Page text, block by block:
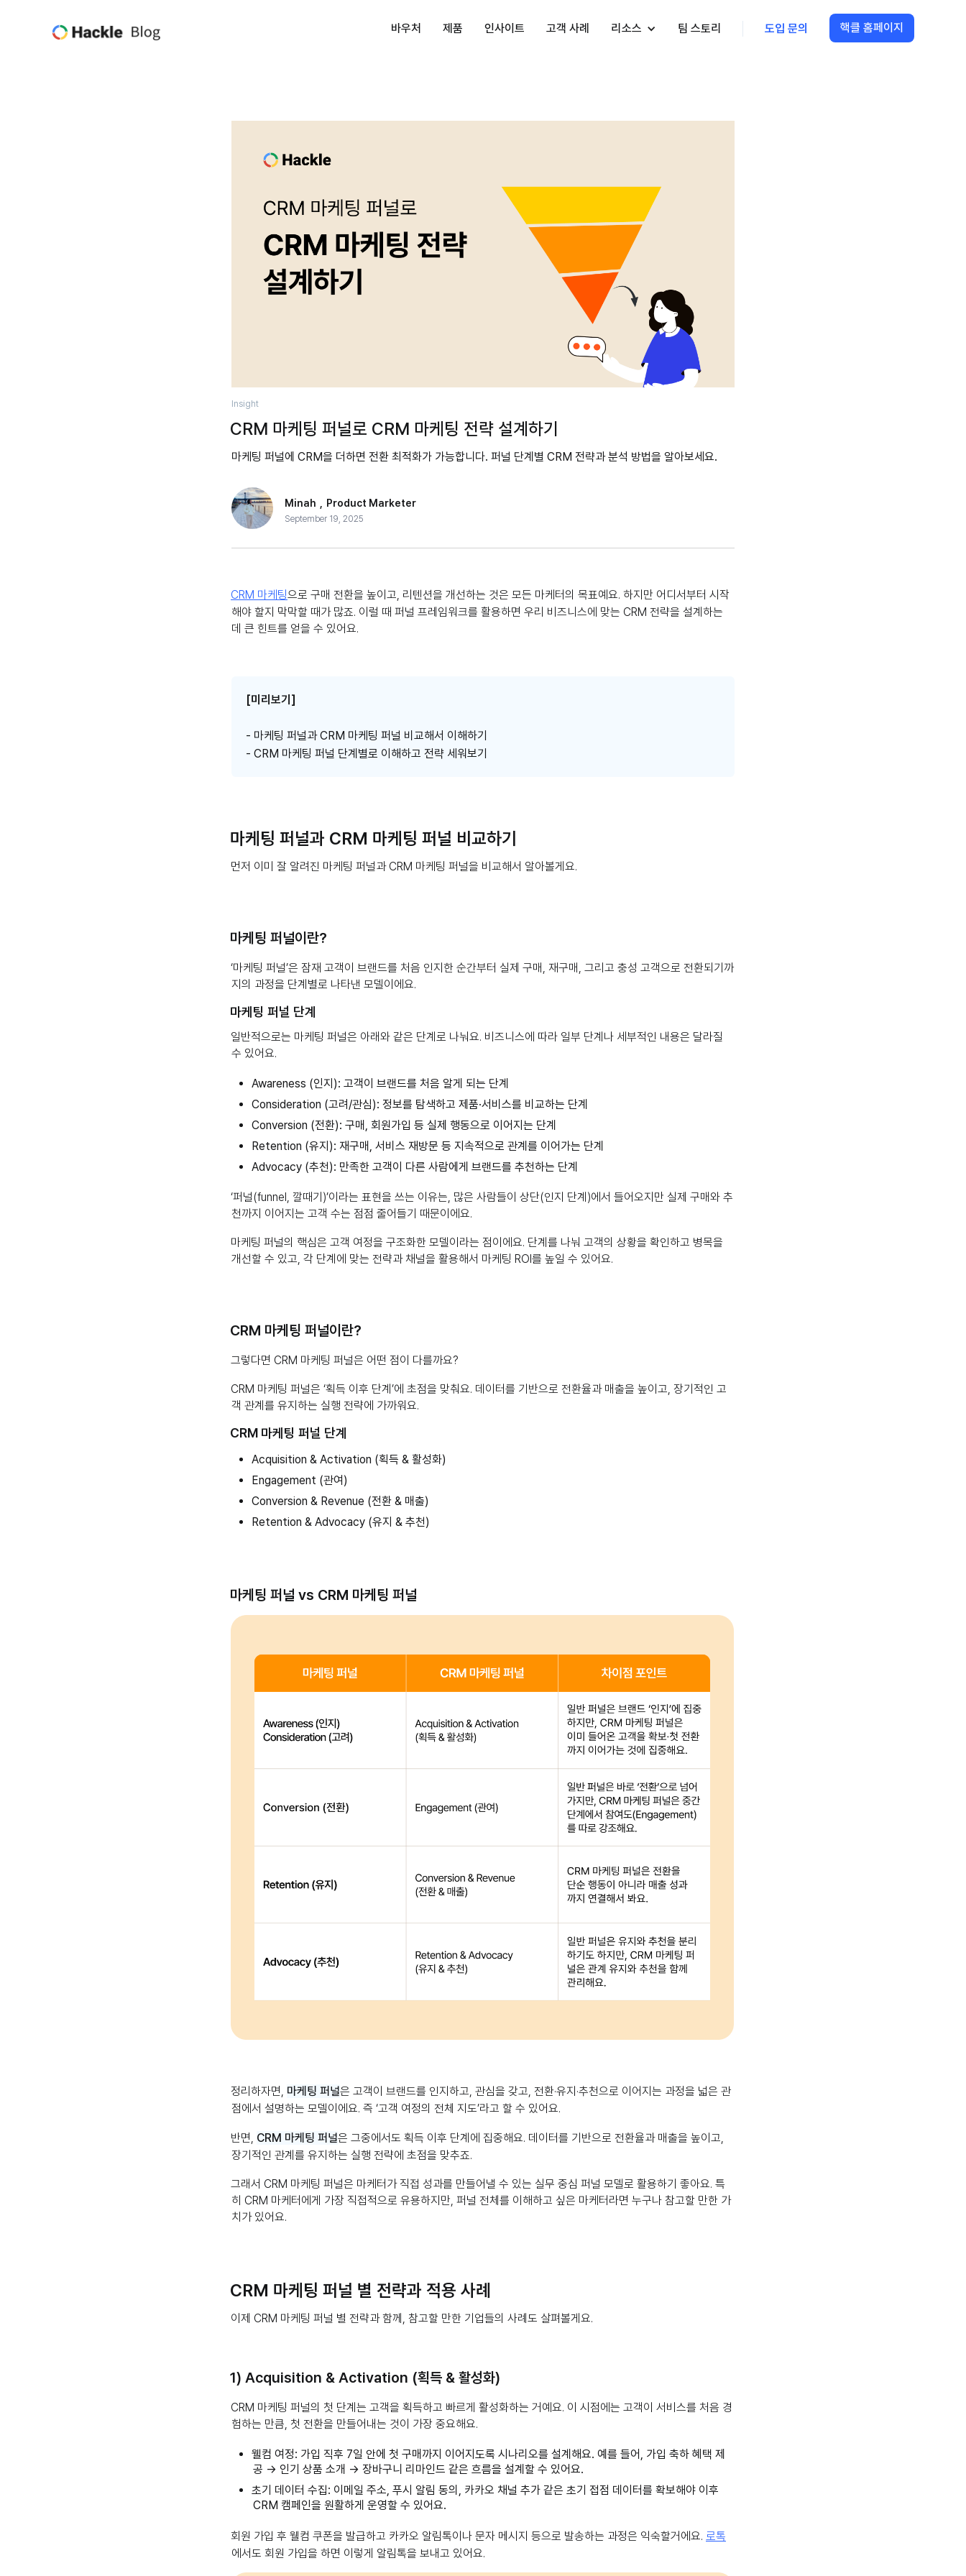
바우처 제품 인사이트 고객 사례 리소스 팀 스토리 도입 문의 핵클 홈페이지
Insight
CRM 마케팅 퍼널로 CRM 마케팅 전략 설계하기
마케팅 퍼널에 CRM을 더하면 전환 최적화가 가능합니다. 퍼널 단계별 CRM 전략과 분석 방법을 알아보세요.
Minah Product Marketer
September 19, 2025
CRM 마케팅으로 구매 전환을 높이고, 리텐션을 개선하는 것은 모든 마케터의 목표예요. 하지만 어디서부터 시작
해야 할지 막막할 때가 많죠. 이럴 때 퍼널 프레임워크를 활용하면 우리 비즈니스에 맞는 CRM 전략을 설계하는
데 큰 힌트를 얻을 수 있어요.
[미리보기]
- 마케팅 퍼널과 CRM 마케팅 퍼널 비교해서 이해하기
- CRM 마케팅 퍼널 단계별로 이해하고 전략 세워보기
마케팅 퍼널과 CRM 마케팅 퍼널 비교하기
먼저 이미 잘 알려진 마케팅 퍼널과 CRM 마케팅 퍼널을 비교해서 알아볼게요.
마케팅 퍼널이란?
‘마케팅 퍼널’은 잠재 고객이 브랜드를 처음 인지한 순간부터 실제 구매, 재구매, 그리고 충성 고객으로 전환되기까
지의 과정을 단계별로 나타낸 모델이에요.
마케팅 퍼널 단계
일반적으로는 마케팅 퍼널은 아래와 같은 단계로 나눠요. 비즈니스에 따라 일부 단계나 세부적인 내용은 달라질
수 있어요.
Awareness (인지): 고객이 브랜드를 처음 알게 되는 단계
Consideration (고려/관심): 정보를 탐색하고 제품·서비스를 비교하는 단계
Conversion (전환): 구매, 회원가입 등 실제 행동으로 이어지는 단계
Retention (유지): 재구매, 서비스 재방문 등 지속적으로 관계를 이어가는 단계
Advocacy (추천): 만족한 고객이 다른 사람에게 브랜드를 추천하는 단계
‘퍼널(funnel, 깔때기)’이라는 표현을 쓰는 이유는, 많은 사람들이 상단(인지 단계)에서 들어오지만 실제 구매와 추
천까지 이어지는 고객 수는 점점 줄어들기 때문이에요.
마케팅 퍼널의 핵심은 고객 여정을 구조화한 모델이라는 점이에요. 단계를 나눠 고객의 상황을 확인하고 병목을
개선할 수 있고, 각 단계에 맞는 전략과 채널을 활용해서 마케팅 ROI를 높일 수 있어요.
CRM 마케팅 퍼널이란?
그렇다면 CRM 마케팅 퍼널은 어떤 점이 다를까요?
CRM 마케팅 퍼널은 ‘획득 이후 단계’에 초점을 맞춰요. 데이터를 기반으로 전환율과 매출을 높이고, 장기적인 고
객 관계를 유지하는 실행 전략에 가까워요.
CRM 마케팅 퍼널 단계
Acquisition & Activation (획득 & 활성화)
Engagement (관여)
Conversion & Revenue (전환 & 매출)
Retention & Advocacy (유지 & 추천)
마케팅 퍼널 vs CRM 마케팅 퍼널
정리하자면, 마케팅 퍼널은 고객이 브랜드를 인지하고, 관심을 갖고, 전환·유지·추천으로 이어지는 과정을 넓은 관
점에서 설명하는 모델이에요. 즉 ‘고객 여정의 전체 지도’라고 할 수 있어요.
반면, CRM 마케팅 퍼 널은 그중에서도 획득 이후 단계에 집중해요. 데이터를 기반으로 전환율과 매출을 높이고,
장기적인 관계를 유지하는 실행 전략에 초점을 맞추죠.
그래서 CRM 마케팅 퍼널은 마케터가 직접 성과를 만들어낼 수 있는 실무 중심 퍼널 모델로 활용하기 좋아요. 특
히 CRM 마케터에게 가장 직접적으로 유용하지만, 퍼널 전체를 이해하고 싶은 마케터라면 누구나 참고할 만한 가
치가 있어요.
CRM 마케팅 퍼널 별 전략과 적용 사례
이제 CRM 마케팅 퍼널 별 전략과 함께, 참고할 만한 기업들의 사례도 살펴볼게요.
1) Acquisition & Activation (획득 & 활성화)
CRM 마케팅 퍼널의 첫 단계는 고객을 획득하고 빠르게 활성화하는 거예요. 이 시점에는 고객이 서비스를 처음 경
험하는 만큼, 첫 전환을 만들어내는 것이 가장 중요해요.
웰컴 여정: 가입 직후 7일 안에 첫 구매까지 이어지도록 시나리오를 설계해요. 예를 들어, 가입 축하 혜택 제
공 → 인기 상품 소개 → 장바구니 리마인드 같은 흐름을 설계할 수 있어요.
초기 데이터 수집: 이메일 주소, 푸시 알림 동의, 카카오 채널 추가 같은 초기 접점 데이터를 확보해야 이후
CRM 캠페인을 원활하게 운영할 수 있어요.
회원 가입 후 웰컴 쿠폰을 발급하고 카카오 알림톡이나 문자 메시지 등으로 발송하는 과정은 익숙할거에요. 로톡
에서도 회원 가입을 하면 이렇게 알림톡을 보내고 있어요.